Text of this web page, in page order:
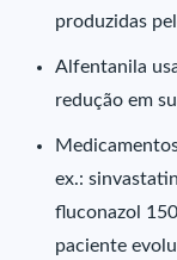
produzidas
Alfentanila
redução em
ex.:
fluconazol
paciente